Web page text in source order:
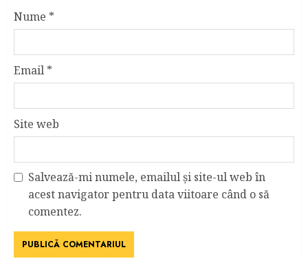
Nume *
Email *
Site web
Salvează-mi numele, emailul și site-ul web în
acest navigator pentru data viitoare când o să
comentez.